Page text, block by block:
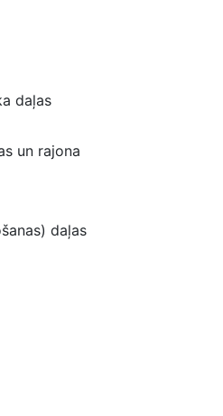
daļas
un rajona
daļas